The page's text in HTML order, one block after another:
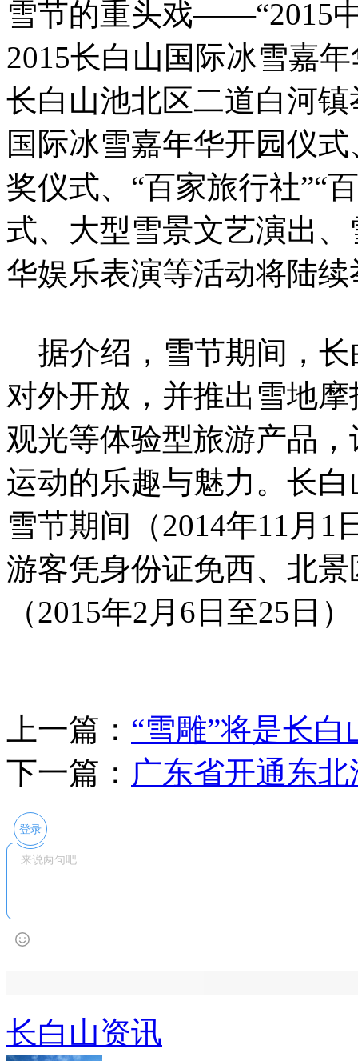
雪节的重头戏——“2015
2015长白山国际冰雪嘉
长白山池北区二道白河
国际冰雪嘉年华开园仪
奖仪式、“百家旅行社”“
式、大型雪景文艺演出
华娱乐表演等活动将陆续
据介绍，雪节期间，长
对外开放，并推出雪地
观光等体验型旅游产品
运动的乐趣与魅力。长
雪节期间（2014年11月1
游客凭身份证免西、北
（2015年2月6日至25日
上一篇： “雪雕”将是长
下一篇： 广东省开通东
登录
长白山资讯